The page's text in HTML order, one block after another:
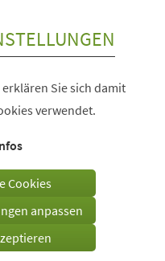
Sie sich damit
verwendet.
Cookies
anpassen